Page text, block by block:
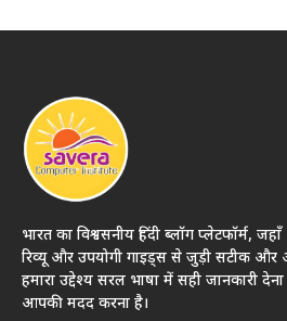
भारत का विश्वसनीय हिंदी ब्लॉग प्लेटफॉर्म,
रिव्यू और उपयोगी गाइड्स से जुड़ी सटीक और
हमारा उद्देश्य सरल भाषा में सही जानकारी
आपकी मदद करना है।